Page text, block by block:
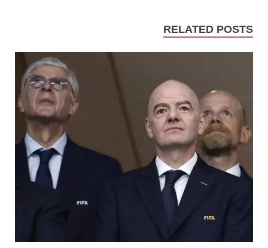
RELATED POSTS